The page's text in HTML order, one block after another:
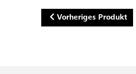
Vorheriges Produkt